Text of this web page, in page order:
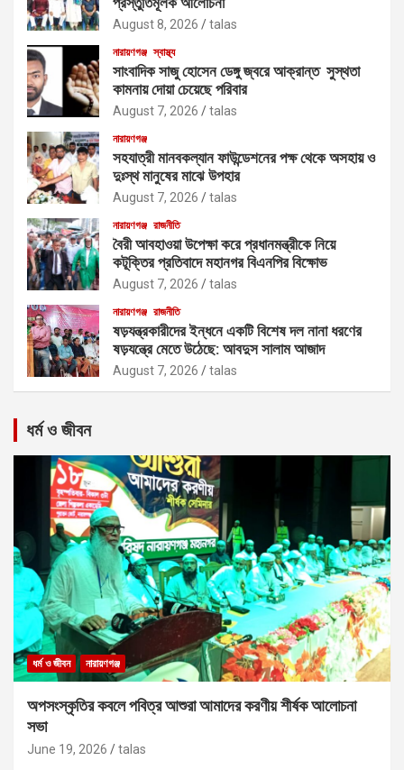
August 8, 2026 talas
নারায়ণগঞ্জ স্বাস্থ্য
সাংবাদিক সাজু হোসেন ডেঙ্গু জ্বরে আক্রান্ত সুস্থতা
কামনায় দোয়া চেয়েছে পরিবার
August 7, 2026 talas
নারায়ণগঞ্জ
সহযাত্রী মানবকল্যান ফাউন্ডেশনের পক্ষ থেকে অসহায় ও
দুঃস্থ মানুষের মাঝে উপহার
August 7, 2026 talas
নারায়ণগঞ্জ রাজনীতি
বৈরী আবহাওয়া উপেক্ষা করে প্রধানমন্ত্রীকে নিয়ে
কটূক্তির প্রতিবাদে মহানগর বিএনপির বিক্ষোভ
August 7, 2026 talas
নারায়ণগঞ্জ রাজনীতি
ষড়যন্ত্রকারীদের ইন্ধনে একটি বিশেষ দল নানা ধরণের
ষড়যন্ত্রে মেতে উঠেছে: আবদুস সালাম আজাদ
August 7, 2026 talas
ধর্ম ও জীবন
ধর্ম ও জীবন নারায়ণগঞ্জ
অপসংস্কৃতির কবলে পবিত্র আশুরা আমাদের করণীয় শীর্ষক আলোচনা
সভা
June 19, 2026 talas